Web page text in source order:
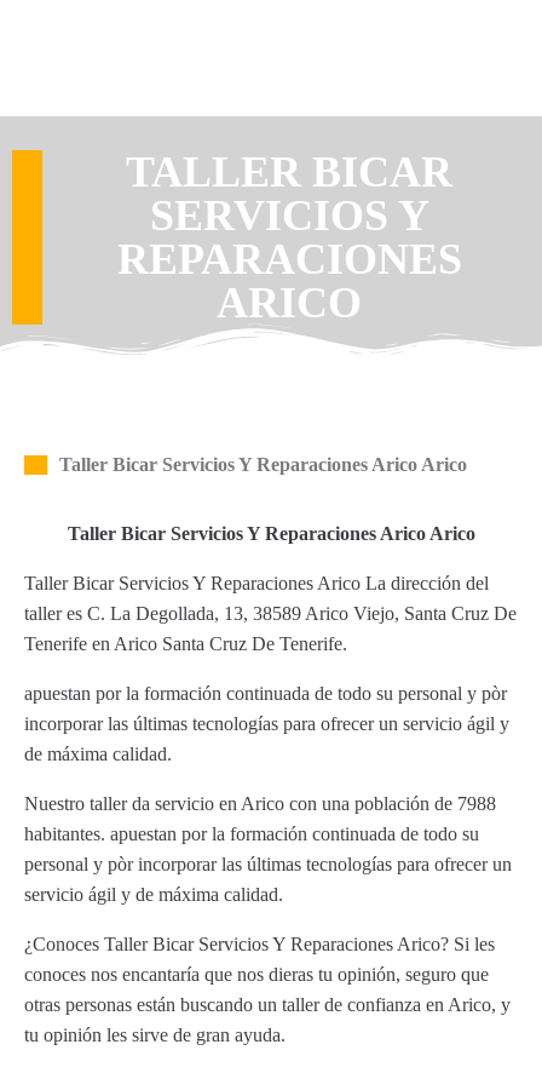
TALLER BICAR
SERVICIOS Y
REPARACIONES
ARICO
Taller Bicar Servicios Y Reparaciones Arico Arico
Taller Bicar Servicios Y Reparaciones Arico Arico
Taller Bicar Servicios Y Reparaciones Arico La dirección del
taller es C. La Degollada, 13, 38589 Arico Viejo, Santa Cruz De
Tenerife en Arico Santa Cruz De Tenerife.
apuestan por la formación continuada de todo su personal y pòr
incorporar las últimas tecnologías para ofrecer un servicio ágil y
de máxima calidad.
Nuestro taller da servicio en Arico con una población de 7988
habitantes. apuestan por la formación continuada de todo su
personal y pòr incorporar las últimas tecnologías para ofrecer un
servicio ágil y de máxima calidad.
¿Conoces Taller Bicar Servicios Y Reparaciones Arico? Si les
conoces nos encantaría que nos dieras tu opinión, seguro que
otras personas están buscando un taller de confianza en Arico, y
tu opinión les sirve de gran ayuda.